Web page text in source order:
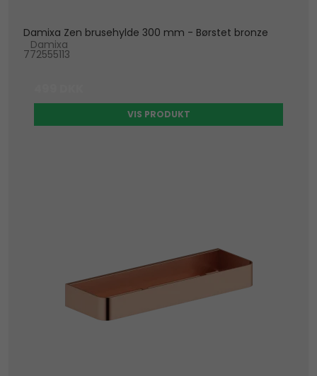
Damixa Zen brusehylde 300 mm - Børstet bronze
Damixa
772555113
VIS PRODUKT